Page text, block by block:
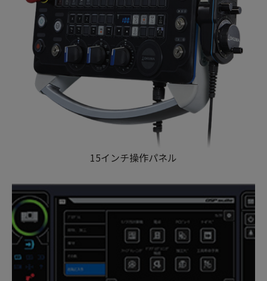
15インチ操作パネル